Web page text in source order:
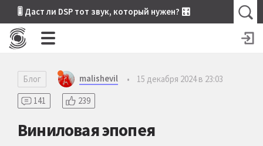
🎚 Даст ли DSP тот звук, который нужен? 🎛
Блог malishevil •
15 декабря 2024 в 23:03
141
239
Виниловая эпопея